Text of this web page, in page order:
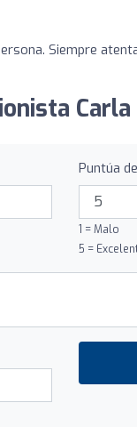
Siempre
Carla
Puntúa
1 = Malo
5 =